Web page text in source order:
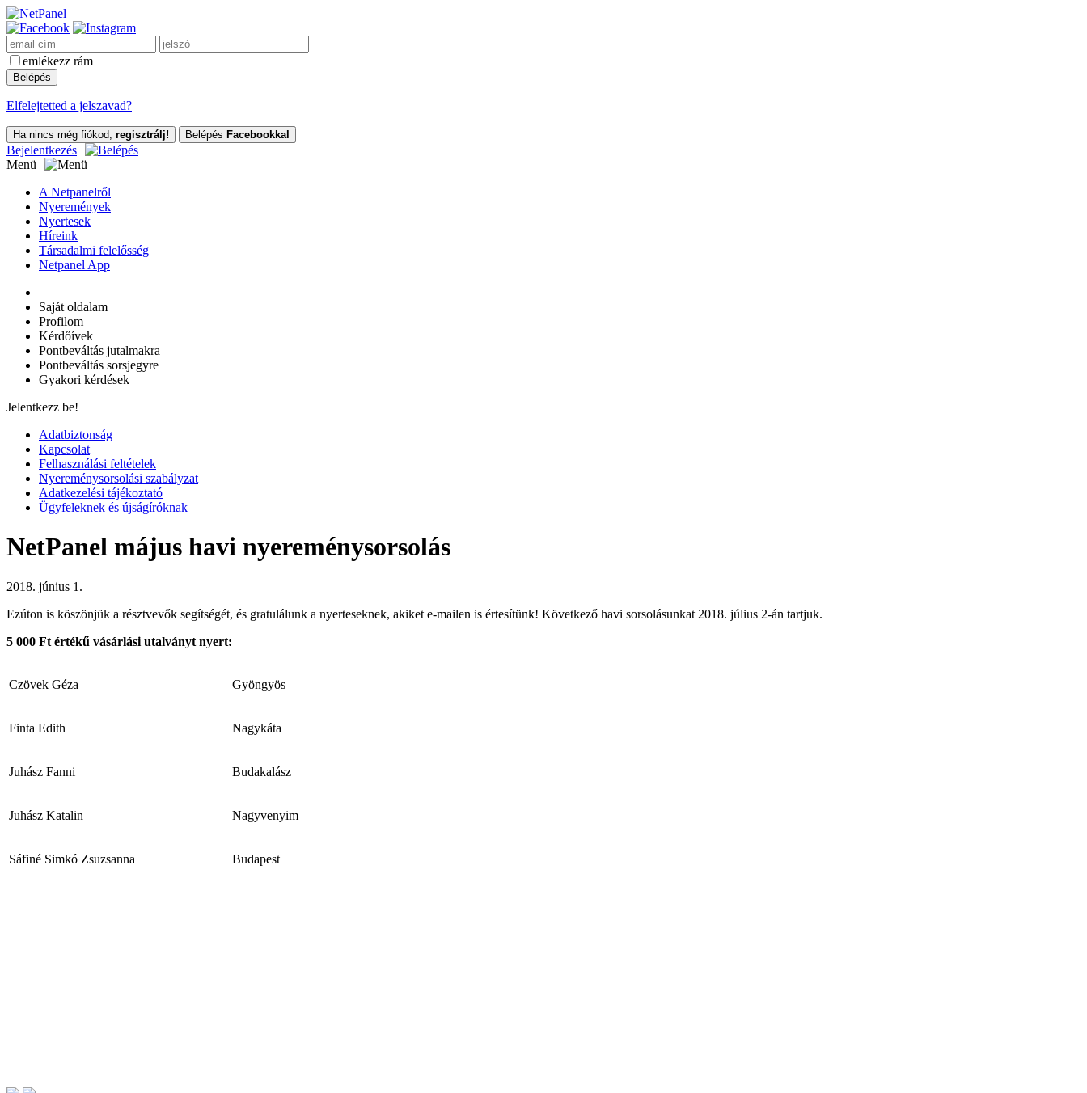
emlékezz rám
Elfelejtetted a jelszavad?
Ha nincs még fiókod, regisztrálj! Belépés Facebookkal
Bejelentkezés
Menü
A Netpanelről
Nyeremények
Nyertesek
Híreink
Társadalmi felelősség
Netpanel App
Saját oldalam
Profilom
Kérdőívek
Pontbeváltás jutalmakra
Pontbeváltás sorsjegyre
Gyakori kérdések
Jelentkezz be!
Adatbiztonság
Kapcsolat
Felhasználási feltételek
Nyereménysorsolási szabályzat
Adatkezelési tájékoztató
Ügyfeleknek és újságíróknak
NetPanel május havi nyereménysorsolás
2018. június 1.
Ezúton is köszönjük a résztvevők segítségét, és gratulálunk a nyerteseknek, akiket e-mailen is értesítünk! Következő havi sorsolásunkat 2018. július 2-án tartjuk.
5 000 Ft értékű vásárlási utalványt nyert:
Czövek Géza Gyöngyös
Finta Edith Nagykáta
Juhász Fanni Budakalász
Juhász Katalin Nagyvenyim
Sáfiné Simkó Zsuzsanna Budapest